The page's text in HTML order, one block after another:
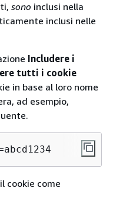
sono inclusi nella
inclusi nelle
Includere i
tutti i cookie
in base al loro nome
ad esempio,
cookie come